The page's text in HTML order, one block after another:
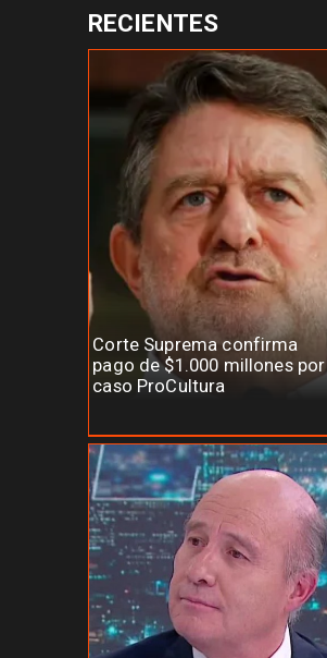
Corte Suprema confirma
pago de $1.000 millones por
caso ProCultura
RECIENTES